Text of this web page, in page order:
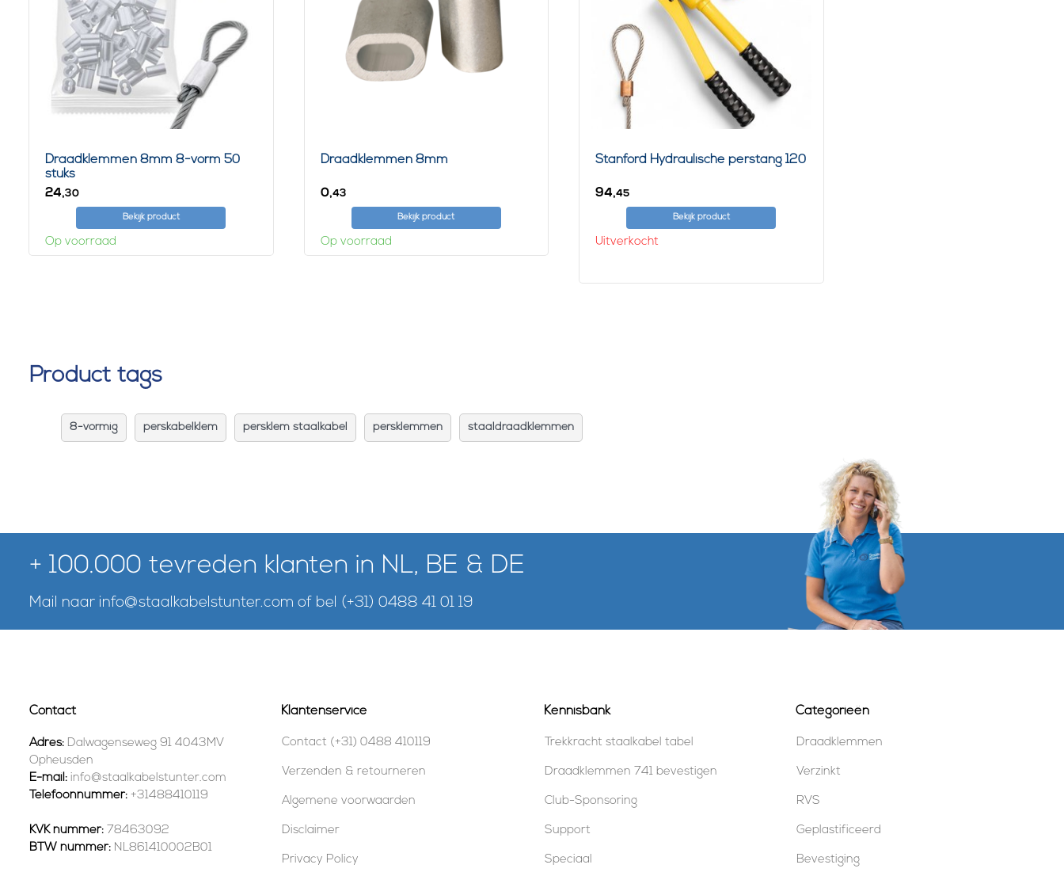
Draadklemmen 8mm 8-vorm 50
stuks
24,30
Bekijk product
Op voorraad
Draadklemmen 8mm
0,43
Bekijk product
Op voorraad
Stanford Hydraulische perstang 120
94,45
Bekijk product
Uitverkocht
Product tags
8-vormig perskabelklem persklem staalkabel persklemmen staaldraadklemmen
+ 100.000 tevreden klanten in NL, BE & DE
Mail naar info@staalkabelstunter.com of bel (+31) 0488 41 01 19
Contact
Adres: Dalwagenseweg 91 4043MV
Opheusden
E-mail: info@staalkabelstunter.com
Telefoonnummer: +31488410119
KVK nummer: 78463092
BTW nummer: NL861410002B01
Klantenservice
Contact (+31) 0488 410119
Verzenden & retourneren
Algemene voorwaarden
Disclaimer
Privacy Policy
Kennisbank
Trekkracht staalkabel tabel
Draadklemmen 741 bevestigen
Club-Sponsoring
Support
Speciaal
Categorieën
Draadklemmen
Verzinkt
RVS
Geplastificeerd
Bevestiging